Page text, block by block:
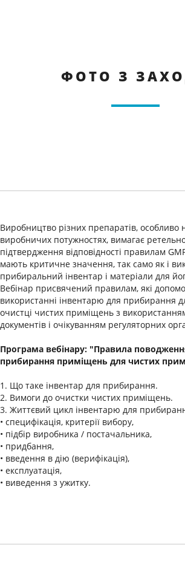
ФОТО З
Виробництво різних препаратів, особливо
виробничих потужностях, вимагає
підтвердження відповідності правилам
мають критичне значення, так само як і
прибиральний інвентар і матеріали для
Вебінар присвячений правилам, які
використанні інвентарю для прибирання
очистці чистих приміщень з
документів і очікуванням регуляторних
Програма вебінару: "Правила
прибирання приміщень для чистих
1. Що таке інвентар для прибирання.
2. Вимоги до очистки чистих приміщень.
3. Життєвий цикл інвентарю для
• специфікація, критерії вибору,
• підбір виробника / постачальника,
• придбання,
• введення в дію (верифікація),
• експлуатація,
• виведення з ужитку.